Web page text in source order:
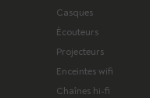
Casques
Écouteurs
Projecteurs
Enceintes wifi
Chaînes hi-fi